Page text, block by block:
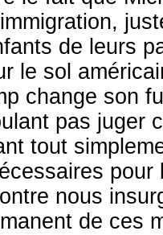
de leurs
le sol
change son
pas juger
tout
pour
nous
de ces